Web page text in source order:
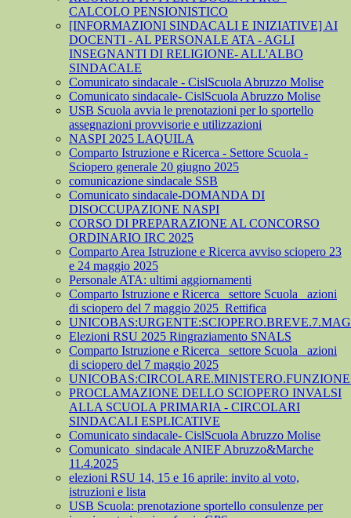
CALCOLO PENSIONISTICO
[INFORMAZIONI SINDACALI E INIZIATIVE] AI
DOCENTI - AL PERSONALE ATA - AGLI
INSEGNANTI DI RELIGIONE- ALL'ALBO
SINDACALE
Comunicato sindacale - CislScuola Abruzzo Molise
Comunicato sindacale- CislScuola Abruzzo Molise
USB Scuola avvia le prenotazioni per lo sportello
assegnazioni provvisorie e utilizzazioni
NASPI 2025 LAQUILA
Comparto Istruzione e Ricerca - Settore Scuola -
Sciopero generale 20 giugno 2025
comunicazione sindacale SSB
Comunicato sindacale-DOMANDA DI
DISOCCUPAZIONE NASPI
CORSO DI PREPARAZIONE AL CONCORSO
ORDINARIO IRC 2025
Comparto Area Istruzione e Ricerca avviso sciopero 23
e 24 maggio 2025
Personale ATA: ultimi aggiornamenti
Comparto Istruzione e Ricerca_ settore Scuola_ azioni
di sciopero del 7 maggio 2025_Rettifica
Elezioni RSU 2025 Ringraziamento SNALS
Comparto Istruzione e Ricerca_ settore Scuola_ azioni
di sciopero del 7 maggio 2025
PROCLAMAZIONE DELLO SCIOPERO INVALSI
ALLA SCUOLA PRIMARIA - CIRCOLARI
SINDACALI ESPLICATIVE
Comunicato sindacale- CislScuola Abruzzo Molise
Comunicato_sindacale ANIEF Abruzzo&Marche
11.4.2025
elezioni RSU 14, 15 e 16 aprile: invito al voto,
istruzioni e lista
USB Scuola: prenotazione sportello consulenze per